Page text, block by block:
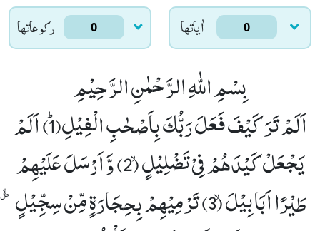
ركوعاتها 0 اٰياتها 0
بِسْمِ اللّٰهِ الرَّحْمٰنِ الرَّحِیْمِ
اَلَمْ تَرَ كَیْفَ فَعَلَ رَبُّكَ بِاَصْحٰبِ الْفِیْلِﭤ(1) اَلَمْ
یَجْعَلْ كَیْدَهُمْ فِیْ تَضْلِیْلٍۙ (2) وَّ اَرْسَلَ عَلَیْهِمْ
طَیْرًا اَبَابِیْلَۙ (3) تَرْمِیْهِمْ بِحِجَارَةٍ مِّنْ سِجِّیْلٍﭪ